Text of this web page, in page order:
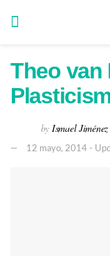
Theo van
by Ismael Jiménez
12 mayo, 2014 -